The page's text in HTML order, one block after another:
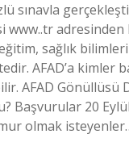
sınavla
adresinden
sağlık
AFAD’a kimler
AFAD Gönüllüsü
Başvurular 20
olmak